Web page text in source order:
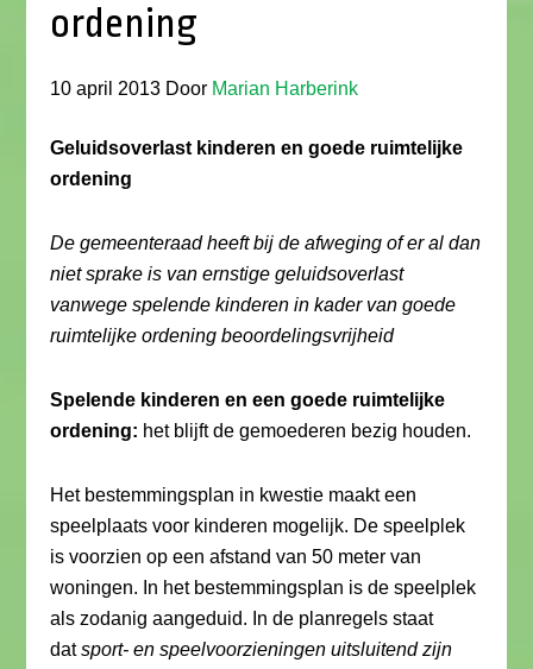
ordening
10 april 2013 Door Marian Harberink
Geluidsoverlast kinderen en goede ruimtelijke
ordening
De gemeenteraad heeft bij de afweging of er al dan
niet sprake is van ernstige geluidsoverlast
vanwege spelende kinderen in kader van goede
ruimtelijke ordening beoordelingsvrijheid
Spelende kinderen en een goede ruimtelijke
ordening: het blijft de gemoederen bezig houden.
Het bestemmingsplan in kwestie maakt een
speelplaats voor kinderen mogelijk. De speelplek
is voorzien op een afstand van 50 meter van
woningen. In het bestemmingsplan is de speelplek
als zodanig aangeduid. In de planregels staat
datsport- en speelvoorzieningen uitsluitend zijn